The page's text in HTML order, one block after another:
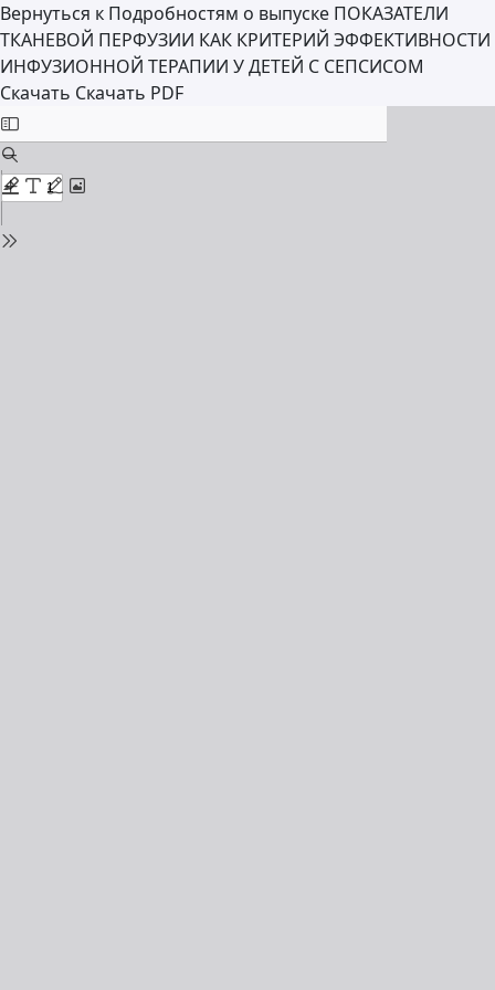
Вернуться к Подробностям о выпуске ПОКАЗАТЕЛИ
ТКАНЕВОЙ ПЕРФУЗИИ КАК КРИТЕРИЙ ЭФФЕКТИВНОСТИ
ИНФУЗИОННОЙ ТЕРАПИИ У ДЕТЕЙ С СЕПСИСОМ
Скачать Скачать PDF